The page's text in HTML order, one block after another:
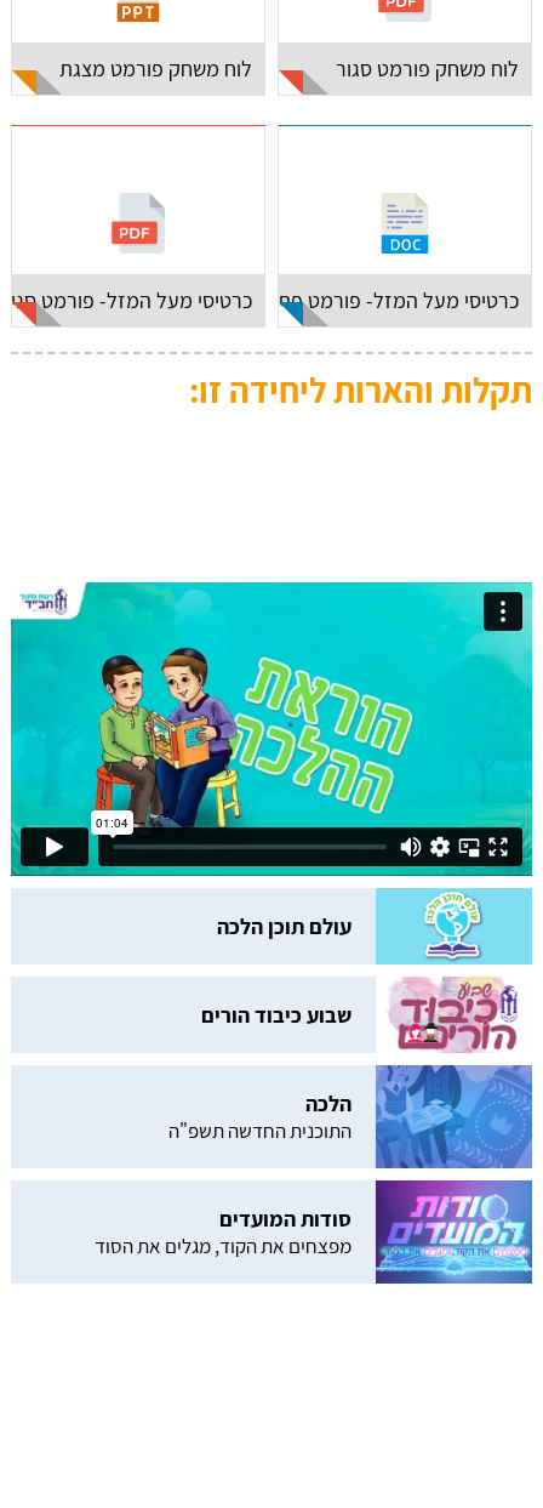
לוח משחק פורמט סגור לוח משחק פורמט מצגת
כרטיסי מעל המזל- פורמט פתוח כרטיסי מעל המזל- פורמט סגור
תקלות והארות ליחידה זו:
עולם תוכן הלכה
שבוע כיבוד הורים
הלכה
התוכנית החדשה תשפ"ה
סודות המועדים
מפצחים את הקוד, מגלים את הסוד